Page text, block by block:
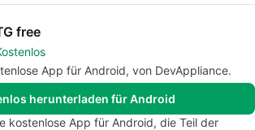
free
App für Android, von DevAppliance.
herunterladen für Android
kostenlose App für Android, die Teil der